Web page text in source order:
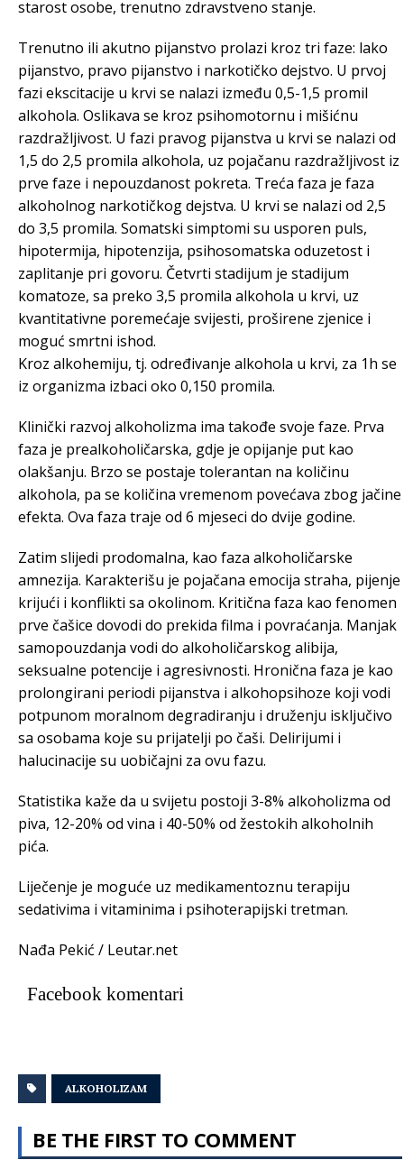
starost osobe, trenutno zdravstveno stanje.
Trenutno ili akutno pijanstvo prolazi kroz tri faze: lako
pijanstvo, pravo pijanstvo i narkotičko dejstvo. U prvoj
fazi ekscitacije u krvi se nalazi između 0,5-1,5 promil
alkohola. Oslikava se kroz psihomotornu i mišićnu
razdražljivost. U fazi pravog pijanstva u krvi se nalazi od
1,5 do 2,5 promila alkohola, uz pojačanu razdražljivost iz
prve faze i nepouzdanost pokreta. Treća faza je faza
alkoholnog narkotičkog dejstva. U krvi se nalazi od 2,5
do 3,5 promila. Somatski simptomi su usporen puls,
hipotermija, hipotenzija, psihosomatska oduzetost i
zaplitanje pri govoru. Četvrti stadijum je stadijum
komatoze, sa preko 3,5 promila alkohola u krvi, uz
kvantitativne poremećaje svijesti, proširene zjenice i
moguć smrtni ishod.
Kroz alkohemiju, tj. određivanje alkohola u krvi, za 1h se
iz organizma izbaci oko 0,150 promila.
Klinički razvoj alkoholizma ima takođe svoje faze. Prva
faza je prealkoholičarska, gdje je opijanje put kao
olakšanju. Brzo se postaje tolerantan na količinu
alkohola, pa se količina vremenom povećava zbog jačine
efekta. Ova faza traje od 6 mjeseci do dvije godine.
Zatim slijedi prodomalna, kao faza alkoholičarske
amnezija. Karakterišu je pojačana emocija straha, pijenje
krijući i konflikti sa okolinom. Kritična faza kao fenomen
prve čašice dovodi do prekida filma i povraćanja. Manjak
samopouzdanja vodi do alkoholičarskog alibija,
seksualne potencije i agresivnosti. Hronična faza je kao
prolongirani periodi pijanstva i alkohopsihoze koji vodi
potpunom moralnom degradiranju i druženju isključivo
sa osobama koje su prijatelji po čaši. Delirijumi i
halucinacije su uobičajni za ovu fazu.
Statistika kaže da u svijetu postoji 3-8% alkoholizma od
piva, 12-20% od vina i 40-50% od žestokih alkoholnih
pića.
Liječenje je moguće uz medikamentoznu terapiju
sedativima i vitaminima i psihoterapijski tretman.
Nađa Pekić / Leutar.net
Facebook komentari
ALKOHOLIZAM
BE THE FIRST TO COMMENT